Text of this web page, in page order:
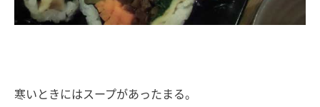
寒いときにはスープがあったまる。